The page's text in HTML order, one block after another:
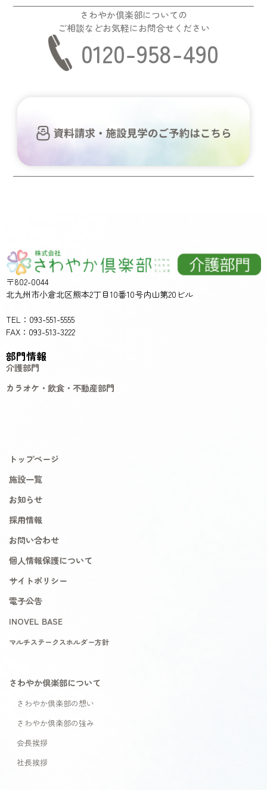
さわやか倶楽部についての
ご相談などお気軽にお問合せください
0120-958-490
〒802-0044
北九州市小倉北区熊本2丁目10番10号内山第20ビル
TEL：093-551-5555
FAX：093-513-3222
部門情報
介護部門
カラオケ・飲食・不動産部門
トップページ
施設一覧
お知らせ
採用情報
お問い合わせ
個人情報保護について
サイトポリシー
電子公告
INOVEL BASE
マルチステークスホルダー方針
さわやか倶楽部について
さわやか倶楽部の想い
さわやか倶楽部の強み
会長挨拶
社長挨拶